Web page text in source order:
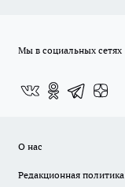
Мы в социальных сетях
О нас
Редакционная политика